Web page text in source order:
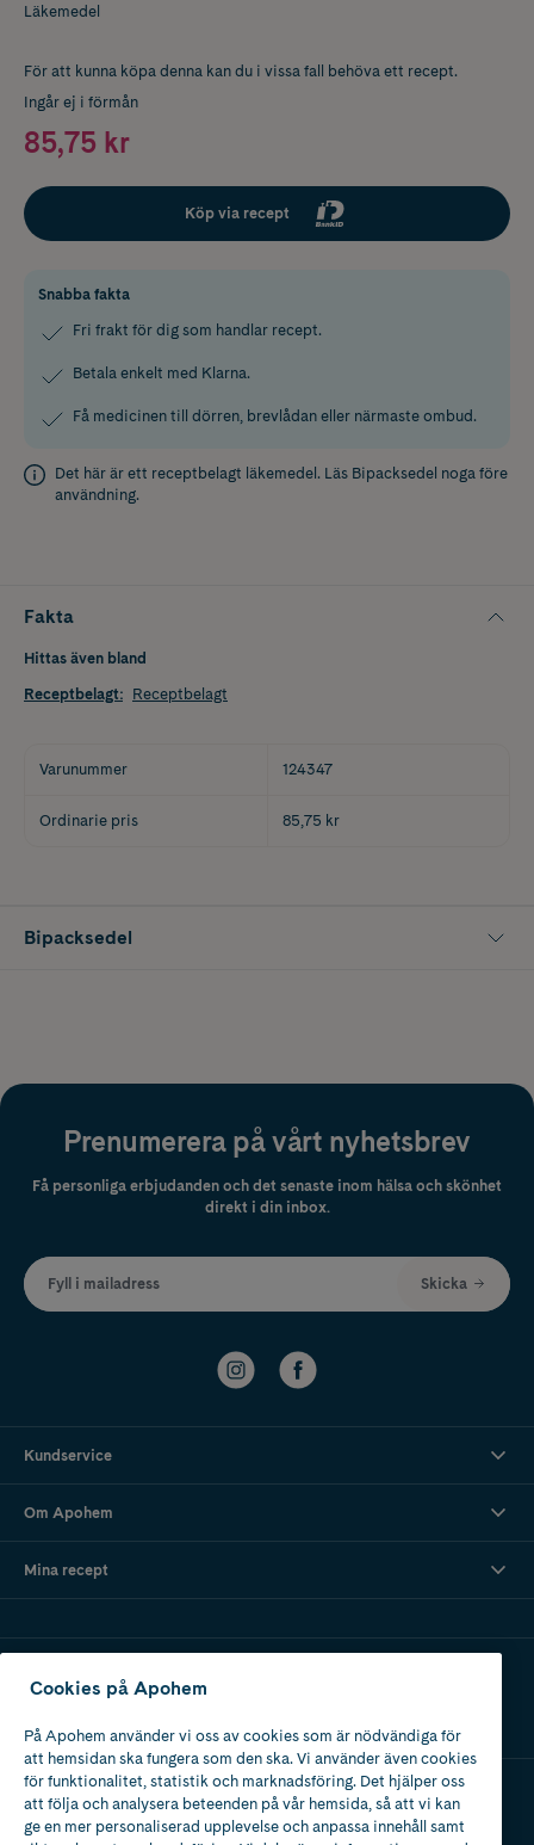
Läkemedel
För att kunna köpa denna kan du i vissa fall behöva ett recept.
Ingår ej i förmån
85,75 kr
Köp via recept
Snabba fakta
Fri frakt för dig som handlar recept.
Betala enkelt med Klarna.
Få medicinen till dörren, brevlådan eller närmaste ombud.
Det här är ett receptbelagt läkemedel. Läs Bipacksedel noga före
användning.
Fakta
Hittas även bland
Receptbelagt: Receptbelagt
Varunummer 124347
Ordinarie pris 85,75 kr
Bipacksedel
Prenumerera på vårt nyhetsbrev
Få personliga erbjudanden och det senaste inom hälsa och skönhet
direkt i din inbox.
Fyll i mailadress Skicka
Kundservice
Om Apohem
Mina recept
Apotek med tillstånd
av Läkemedelsverket
Cookies på Apohem
På Apohem använder vi oss av cookies som är nödvändiga för
att hemsidan ska fungera som den ska. Vi använder även cookies
för funktionalitet, statistik och marknadsföring. Det hjälper oss
att följa och analysera beteenden på vår hemsida, så att vi kan
ge en mer personaliserad upplevelse och anpassa innehåll samt